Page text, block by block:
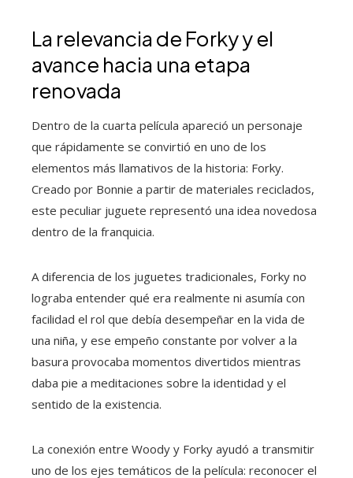
La relevancia de Forky y el
avance hacia una etapa
renovada
Dentro de la cuarta película apareció un personaje
que rápidamente se convirtió en uno de los
elementos más llamativos de la historia: Forky.
Creado por Bonnie a partir de materiales reciclados,
este peculiar juguete representó una idea novedosa
dentro de la franquicia.
A diferencia de los juguetes tradicionales, Forky no
lograba entender qué era realmente ni asumía con
facilidad el rol que debía desempeñar en la vida de
una niña, y ese empeño constante por volver a la
basura provocaba momentos divertidos mientras
daba pie a meditaciones sobre la identidad y el
sentido de la existencia.
La conexión entre Woody y Forky ayudó a transmitir
uno de los ejes temáticos de la película: reconocer el